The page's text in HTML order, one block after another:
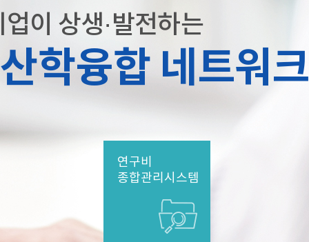
이 상생·발전하는
학융합 네트워크
연구비
종합관리시스템